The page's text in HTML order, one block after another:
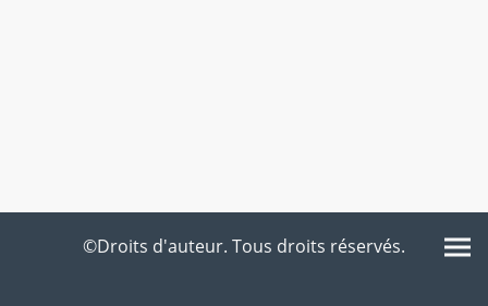
©Droits d'auteur. Tous droits réservés.